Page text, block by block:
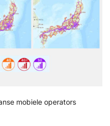
mobiele operators